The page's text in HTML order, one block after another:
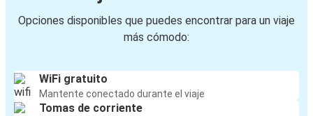
Opciones disponibles que puedes encontrar para un viaje
más cómodo:
WiFi gratuito
Mantente conectado durante el viaje
Tomas de corriente